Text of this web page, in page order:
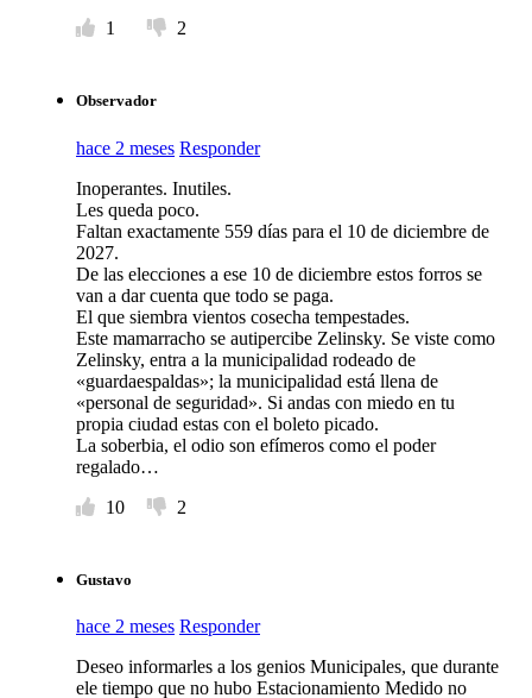
1
2
Observador
hace 2 meses Responder
Inoperantes. Inutiles.
Les queda poco.
Faltan exactamente 559 días para el 10 de diciembre de
2027.
De las elecciones a ese 10 de diciembre estos forros se
van a dar cuenta que todo se paga.
El que siembra vientos cosecha tempestades.
Este mamarracho se autipercibe Zelinsky. Se viste como
Zelinsky, entra a la municipalidad rodeado de
«guardaespaldas»; la municipalidad está llena de
«personal de seguridad». Si andas con miedo en tu
propia ciudad estas con el boleto picado.
La soberbia, el odio son efímeros como el poder
regalado…
10
2
Gustavo
hace 2 meses Responder
Deseo informarles a los genios Municipales, que durante
ele tiempo que no hubo Estacionamiento Medido no